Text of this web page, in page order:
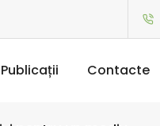
Publicații Contacte